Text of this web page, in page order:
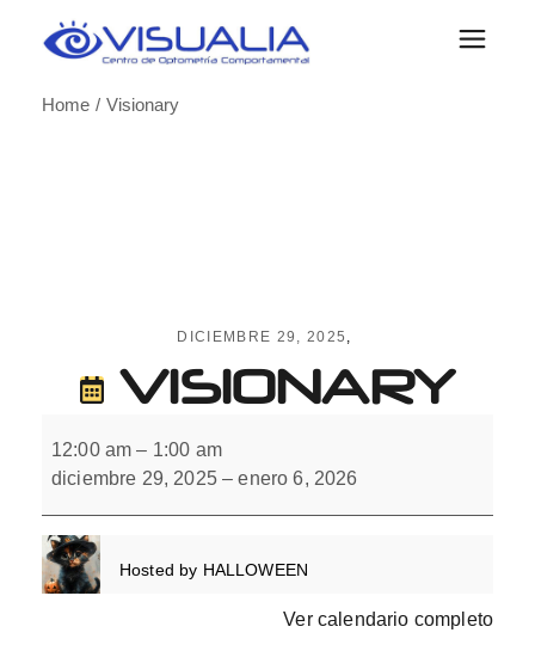
Home
Visionary
DICIEMBRE 29, 2025
VISIONARY
12:00 am – 1:00 am
diciembre 29, 2025 –enero 6, 2026
Hosted by HALLOWEEN
Ver calendario completo